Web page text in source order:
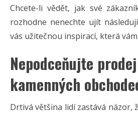
Chcete-li vědět, jak své
rozhodne nenechte ujít
vás užitečnou inspirací, která
Nepodceňujte
kamenných
Drtivá většina lidí zastává názor,